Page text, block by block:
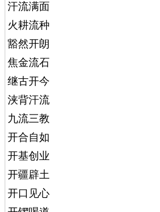
汗流满面
火耕流种
豁然开朗
焦金流石
继古开今
浃背汗流
九流三教
开合自如
开基创业
开疆辟土
开口见心